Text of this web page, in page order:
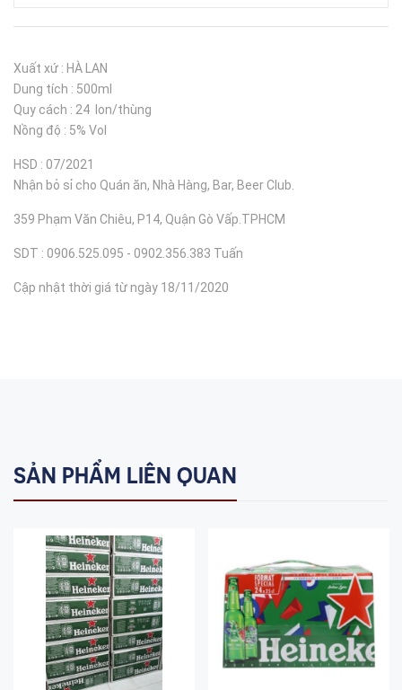
Xuất xứ : HÀ LAN
Dung tích : 500ml
Quy cách : 24 lon/thùng
Nồng độ : 5% Vol
HSD : 07/2021
Nhận bỏ sỉ cho Quán ăn, Nhà Hàng, Bar, Beer Club.
359 Phạm Văn Chiêu, P14, Quận Gò Vấp.TPHCM
SDT : 0906.525.095 - 0902.356.383 Tuấn
Cập nhật thời giá từ ngày 18/11/2020
SẢN PHẨM LIÊN QUAN